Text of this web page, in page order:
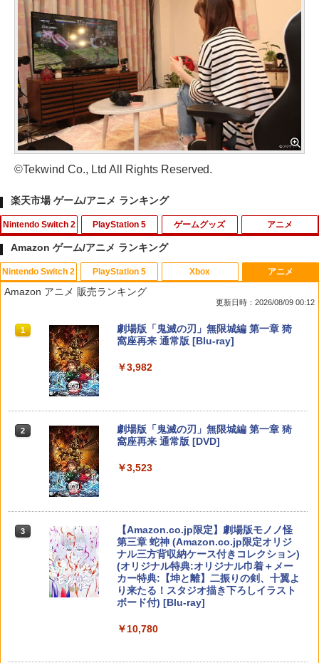
©Tekwind Co., Ltd All Rights Reserved.
楽天市場 ゲーム/アニメ ランキング
Nintendo Switch 2
1
【7週連続1位】inklink公式 Switch / Sw
itch2 コントローラー 最新モデル 最新フ
ァームウェア プロコン プロコン2 プロコ
h コントローラー ワイヤレスコントロー
ラー 連射機能 ワイヤレス switch2コン
2 Switch2用 温度モニターファン
3
【お買い物マラソン期間限定♪最大30％O
FF】【tomtoc公式店】 Switch 2対応 ハ
ードケース FancyCase-G05 Nintendo
2025年 スイッチ2モデル用 スリムケース
持ち運び キャリングケース 耐衝撃 薄型
ハードポーチ ゲームカード12枚収納 ア
クセサリーポーチ
￥2,653
PlayStation 5
1
鬼エイム 指サック ゲーム スマホ ゲーミ
ング FPS 音ゲー 荒野行動 PUBG Apex
CoD 高感度 銀繊維 手汗対策 鬼サック 6
￥1,280
ZERO／PS5
￥2,783
版
￥3,878
【中古】REANIMAL(リアニマル)ソフト:
プレイステーション5ソフト／アクショ
ゲームグッズ アニメ
1
劇場版「鬼滅の刃」無限城編 第一章 猗
窩座再来(通常版)【Blu-ray】 [ 吾峠呼世
￥3,960
定版]＜Blu-ray＞（代引き不可）6552
￥4,000
ay】(描き下ろしイラスト(時行 B)使用 A
3タペストリー+アクリルキーホルダー) [
松井優征 ]
￥7,150
【楽天ブックス限定全巻購入特典+先着
特典】逃げ上手の若君 7 (完全生産限定
版)【Blu-ray】(描き下ろしイラスト(時
ーホルダー+和紙風ステッカーシート) [
Amazon ゲーム/アニメ ランキング
Nintendo Switch 2
1
スプラトゥーン レイダース|オンライン
コード版
￥5,832
2 スプラトゥーン レイダース -Switch2
3 Nintendo Switch 2(日本語・国内専用)
￥55,491
ニンテンドープリペイド番号 9000円|オ
ンラインコード版
PlayStation 5
1
PlayStation 5 デジタル・エディション
日本語専用 Console Language: Japan
2
Beast of Reincarnation -PS5 【特典】
プロダクトコード 封入
￥7,286
3
【純正品】ディスクドライブ(CFI-ZDD1
J) PlayStation 5
￥11,980
トローラー ミッドナイト ブラック(CFI-
Xbox
1
【純正品】Xbox ワイヤレス コントロー
ラー + USB-C® ケーブル
￥8,300
ラー (ロボット ホワイト)
3
【純正品】Xbox ワイヤレス コントロー
￥8,020
【純正品】Xbox 充電式バッテリー + US
B-C ケーブル
￥2,618
アニメ
Amazon アニメ 販売ランキング
更新日時：2026/08/09 00:12
1
劇場版「鬼滅の刃」無限城編 第一章 猗
窩座再来 通常版 [Blu-ray]
￥3,982
2
劇場版「鬼滅の刃」無限城編 第一章 猗
窩座再来 通常版 [DVD]
￥3,523
3
【Amazon.co.jp限定】劇場版モノノ怪
第三章 蛇神 (Amazon.co.jp限定オリジ
ナル三方背収納ケース付きコレクション)
(オリジナル特典:オリジナル巾着＋メー
カー特典:【坤と離】二振りの剣、十翼よ
り来たる！スタジオ描き下ろしイラスト
ボード付) [Blu-ray]
￥10,780